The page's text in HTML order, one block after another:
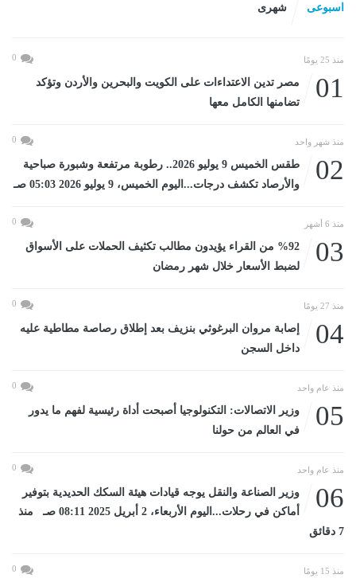
اسبوعى شهرى
منذ 25 يومًا 0
01
مصر تدين الاعتداءات على الكويت والبحرين والأردن وتؤكد
تضامنها الكامل معها
منذ شهر واحد 0
02
طقس الخميس 9 يوليو 2026.. رطوبة مرتفعة وشبورة صباحية
والأرصاد تكشف درجات...اليوم الخميس، 9 يوليو 2026 05:03 صـ
منذ 6 أشهر 0
03
%92 من القراء يؤيدون مطالب تكثيف الحملات على الأسواق
لضبط الأسعار خلال شهر رمضان
منذ 27 يومًا 0
04
إصابة مروان البرغوثي بنزيف بعد إطلاق رصاصة مطاطية عليه
داخل السجن
منذ عام واحد 0
05
وزير الاتصالات: التكنولوجيا أصبحت أداة رئيسية لفهم ما يدور
في العالم من حولنا
منذ عام واحد 0
06
وزير الصناعة والنقل يوجه قيادات هيئة السكك الحديدية بتوفير
أماكن في رحلات...اليوم الأربعاء، 2 أبريل 2025 08:11 صـ منذ
7 دقائق
منذ 15 يومًا 0